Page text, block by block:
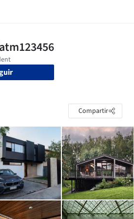
Compartir